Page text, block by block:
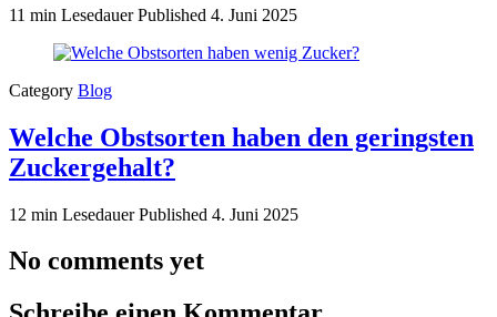
11 min LesedauerPublished 4. Juni 2025
Category Blog
Welche Obstsorten haben den geringsten
Zuckergehalt?
12 min LesedauerPublished 4. Juni 2025
No comments yet